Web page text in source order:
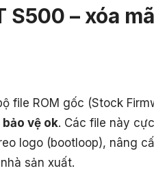
S500 – xóa